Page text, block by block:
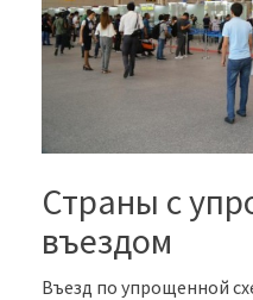
Страны с
въездом
Въезд по упрощенной